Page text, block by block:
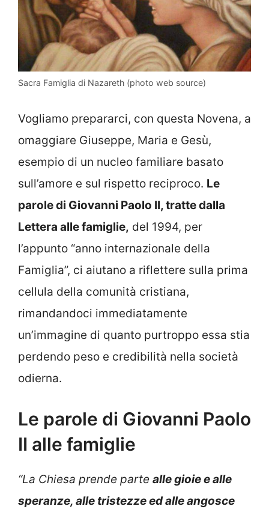
Sacra Famiglia di Nazareth (photo web source)
Vogliamo prepararci, con questa Novena, a
omaggiare Giuseppe, Maria e Gesù,
esempio di un nucleo familiare basato
sull’amore e sul rispetto reciproco. Le
parole di Giovanni Paolo II, tratte dalla
Lettera alle famiglie, del 1994, per
l’appunto “anno internazionale della
Famiglia”, ci aiutano a riflettere sulla prima
cellula della comunità cristiana,
rimandandoci immediatamente
un’immagine di quanto purtroppo essa stia
perdendo peso e credibilità nella società
odierna.
Le parole di Giovanni Paolo
II alle famiglie
“La Chiesa prende parte alle gioie e alle
speranze, alle tristezze ed alle angosce